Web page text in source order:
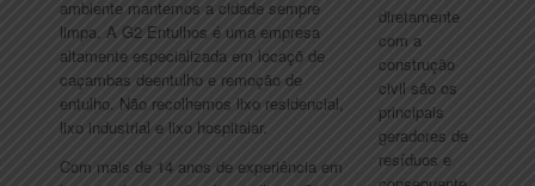
ambiente mantemos a cidade sempre
limpa. A G2 Entulhos é uma empresa
altamente especializada em locaçõ de
caçambas deentulho e remoção de
entulho. Não recolhemos lixo residencial,
lixo industrial e lixo hospitalar.
Com mais de 14 anos de experiência em
diretamente
com a
construção
civil são os
principais
geradores de
resíduos e